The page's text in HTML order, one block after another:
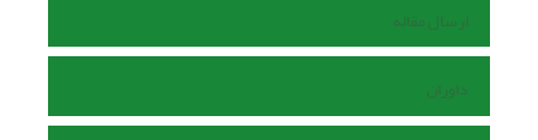
ارسال مقاله
داوران